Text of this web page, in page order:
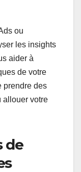
ou
les insights
aider à
de votre
prendre des
allouer votre
de